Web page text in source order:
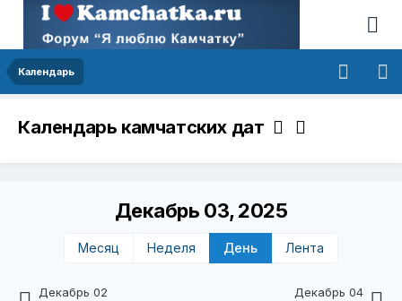
Календарь
Календарь камчатских дат
Декабрь 02
Декабрь 03, 2025
Месяц Неделя День Лента
Декабрь 04